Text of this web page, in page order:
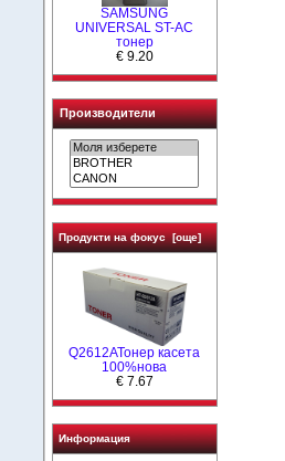
SAMSUNG
UNIVERSAL ST-AC
тонер
€ 9.20
Производители
Продукти на фокус [още]
Q2612AToнер касета
100%нова
€ 7.67
Информация